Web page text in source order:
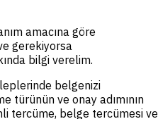
amacına göre
gerekiyorsa
bilgi verelim.
belgenizi
türünün ve onay adımının
tercüme, belge tercümesi ve